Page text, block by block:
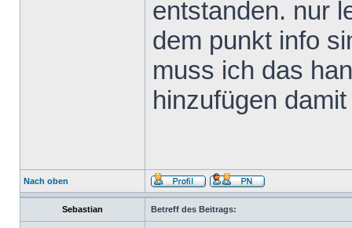
entstanden. nur
dem punkt info
muss ich das
hinzufügen
Nach oben
Sebastian Betreff des Beitrags: